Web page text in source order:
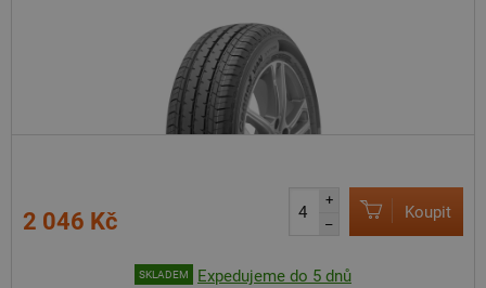
2 046 Kč
+
–
Koupit
SKLADEM Expedujeme do 5 dnů